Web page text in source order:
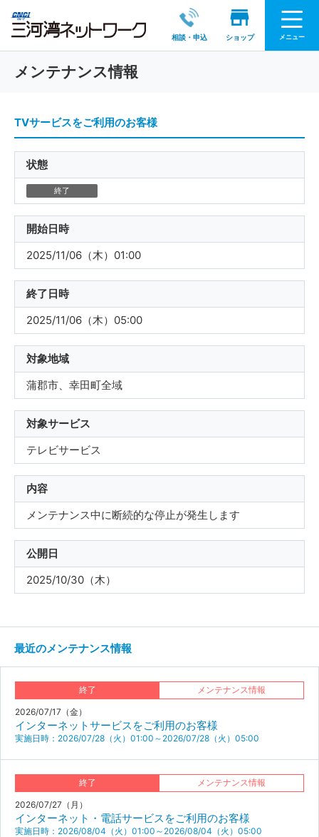
相談・申込 ショップ メニュー
メンテナンス情報
TVサービスをご利用のお客様
状態
終了
開始日時
2025/11/06（木）01:00
終了日時
2025/11/06（木）05:00
対象地域
蒲郡市、幸田町全域
対象サービス
テレビサービス
内容
メンテナンス中に断続的な停止が発生します
公開日
2025/10/30（木）
最近のメンテナンス情報
終了 メンテナンス情報
2026/07/17（金）
インターネットサービスをご利用のお客様
実施日時：2026/07/28（火）01:00～2026/07/28（火）05:00
終了 メンテナンス情報
2026/07/27（月）
インターネット・電話サービスをご利用のお客様
実施日時：2026/08/04（火）01:00～2026/08/04（火）05:00